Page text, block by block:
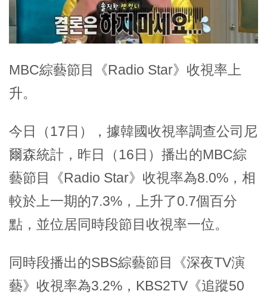
MBC綜藝節目《Radio Star》收視率上
升。
今日（17日），據韓國收視率調查公司尼
爾森統計，昨日（16日）播出的MBC綜
藝節目《Radio Star》收視率為8.0%，相
較於上一期的7.3%，上升了0.7個百分
點，並位居同時段節目收視率一位。
同時段播出的SBS綜藝節目《深夜TV演
藝》收視率為3.2%，KBS2TV《追蹤50